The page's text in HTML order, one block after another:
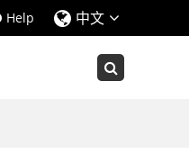
Help 中文